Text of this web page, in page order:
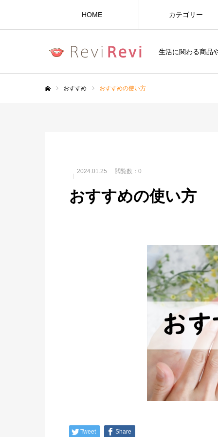
生活に関わる商品
HOME カテゴリー
おすすめ おすすめの使い方
2024.01.25 閲覧数：0
おすすめの使い方
Tweet Share